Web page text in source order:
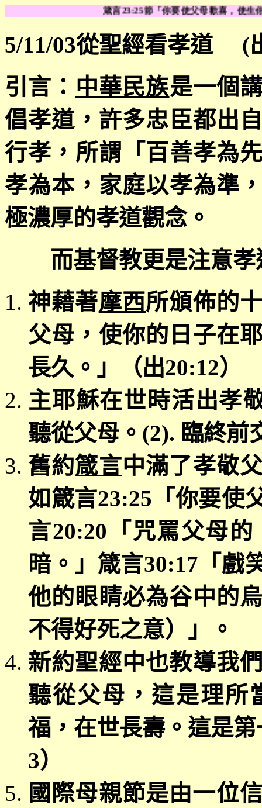
箴言23:25節「你要使父母歡喜，使生你的快樂。
5/11/03從聖經看孝道 (
引言： 中華民族是一個
倡孝道，許多忠臣都出
行孝，所謂「百善孝為
孝為本，家庭以孝為準
極濃厚的孝道觀念。
而基督教更是注意孝
神藉著摩西所頒佈的
父母，使你的日子在
長久。」（出20:12）
主耶穌在世時活出孝
聽從父母。 (2). 臨終前
舊約箴言中滿了孝敬
如箴言23:25 「 你要使
言20:20 「 咒罵父母
暗。」箴言30:17 「戲
他的眼睛必為谷中的
不得好死之意）」。
新約聖經中也教導我
聽從父母，這是理所
福，在世長壽。這是
3）
國際母親節是由一位